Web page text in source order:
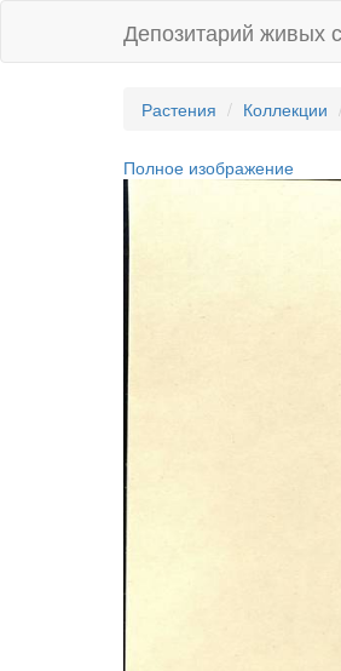
Депозитарий живых
Растения Коллекции
Полное изображение